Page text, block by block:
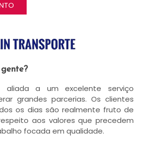
aliada a um excelente serviço
grandes parcerias. Os clientes
os dias são realmente fruto de
aos valores que precedem
focada em qualidade.